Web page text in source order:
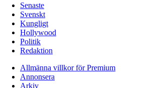
Senaste
Svenskt
Kungligt
Hollywood
Politik
Redaktion
Allmänna villkor för Premium
Annonsera
Arkiv